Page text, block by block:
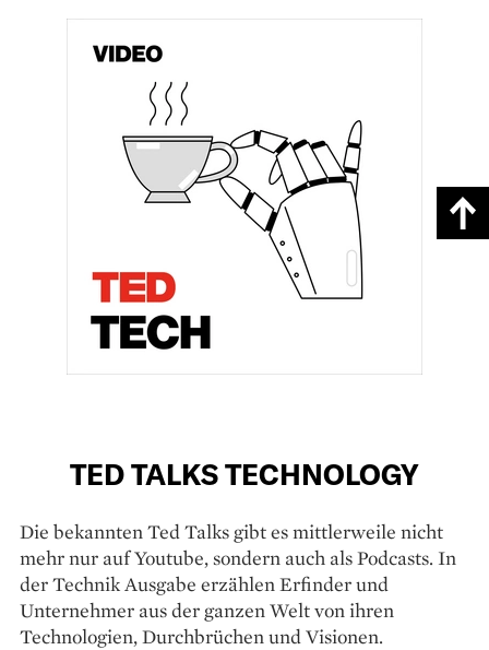
TED TALKS TECHNOLOGY
Die bekannten Ted Talks gibt es mittlerweile nicht
mehr nur auf Youtube, sondern auch als Podcasts. In
der Technik Ausgabe erzählen Erfinder und
Unternehmer aus der ganzen Welt von ihren
Technologien, Durchbrüchen und Visionen.